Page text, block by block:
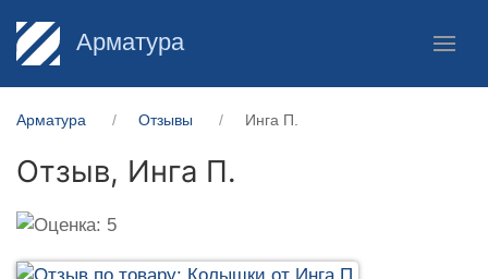
Арматура
Арматура Отзывы Инга П.
Отзыв, Инга П.